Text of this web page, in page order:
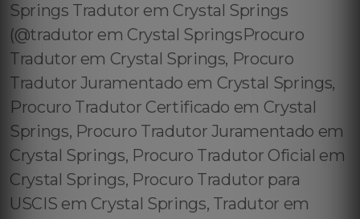
Springs Tradutor em Crystal Springs
(@tradutor em Crystal SpringsProcuro
Tradutor em Crystal Springs, Procuro
Tradutor Juramentado em Crystal Springs,
Procuro Tradutor Certificado em Crystal
Springs, Procuro Tradutor Juramentado em
Crystal Springs, Procuro Tradutor Oficial em
Crystal Springs, Procuro Tradutor para
USCIS em Crystal Springs, Tradutor em